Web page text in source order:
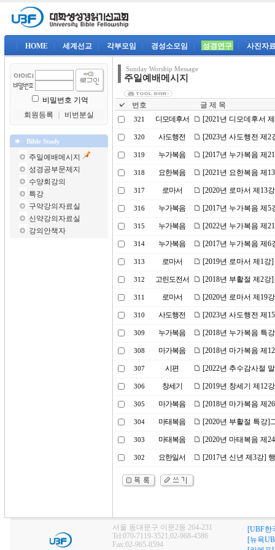
HOME 세계선교 각부모임 경성소모임 성경연구 사진자
비밀번호 기억
회원등록
비번분실
Bible Study
주일예배메시지
성경공부문제지
수양회강의
특강
구약강의자료실
신약강의자료실
강의안책자
Sunday Worship Message
주일예배메시지
번호 글 제 목
321 디모데후서 [2021년 디모데후서
320 사도행전 [2023년 사도행전 제
319 누가복음 [2017년 누가복음 제
318 요한복음 [2021년 요한복음 제
317 로마서 [2020년 로마서 제13
316 누가복음 [2017년 누가복음 제
315 누가복음 [2022년 누가복음 제
314 누가복음 [2017년 누가복음 제
313 로마서 [2019년 로마서 제1
312 고린도전서 [2018년 부활절 제2
311 로마서 [2020년 로마서 제19
310 사도행전 [2023년 사도행전 제
309 누가복음 [2018년 누가복음 특
308 마가복음 [2018년 마가복음 제
307 시편 [2022년 추수감사절
306 창세기 [2019년 창세기 제12
305 마가복음 [2018년 마가복음 제
304 마태복음 [2020년 부활절 특강]
303 마태복음 [2020년 마태복음 제
302 요한일서 [2017년 신년 제3강]
서울 동대문구 이문2동 264-231
Tel:070-7119-3521,02-968-4586
Fax:02-965-8594
[UBF한
[뉴욕